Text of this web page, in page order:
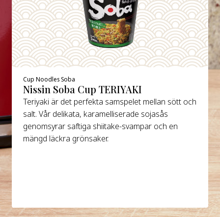
Cup Noodles Soba
Nissin Soba Cup TERIYAKI
Teriyaki är det perfekta samspelet mellan sött och
salt. Vår delikata, karamelliserade sojasås
genomsyrar saftiga shiitake-svampar och en
mängd läckra grönsaker.